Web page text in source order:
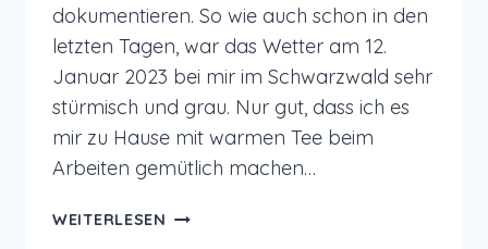
dokumentieren. So wie auch schon in den
letzten Tagen, war das Wetter am 12.
Januar 2023 bei mir im Schwarzwald sehr
stürmisch und grau. Nur gut, dass ich es
mir zu Hause mit warmen Tee beim
Arbeiten gemütlich machen…
WEITERLESEN 12